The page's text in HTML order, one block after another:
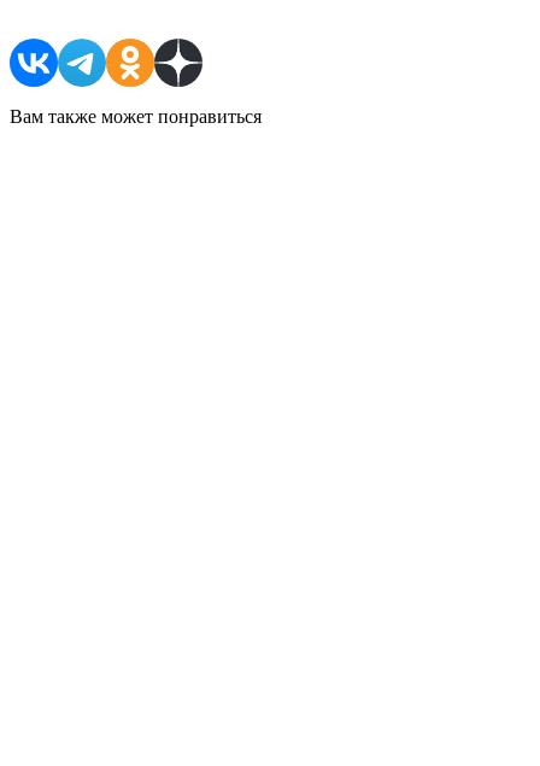
Вам также может понравиться